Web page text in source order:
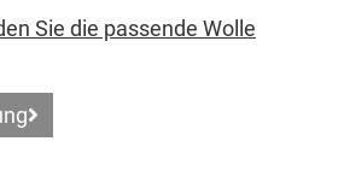
Sie die passende Wolle